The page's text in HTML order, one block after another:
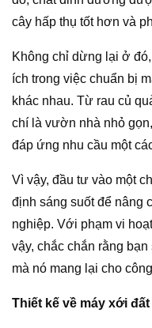
cây hấp thụ tốt hơn và
Không chỉ dừng lại ở
ích trong việc chuẩn bị
khác nhau. Từ rau củ
chí là vườn nhà nhỏ
đáp ứng nhu cầu một
Vì vậy, đầu tư vào một
định sáng suốt để nâng
nghiệp. Với phạm vi
vậy, chắc chắn rằng
mà nó mang lại cho
Thiết kế về máy xới